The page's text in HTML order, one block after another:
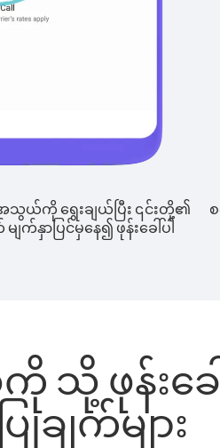
ယ်ကို ရွေးချယ်ပြီး ၎င်းတို့၏
နှာပြင်မှနေ၍ ဖုန်းခေါ်ပါ
ဖုန်းခ
ချက်များ